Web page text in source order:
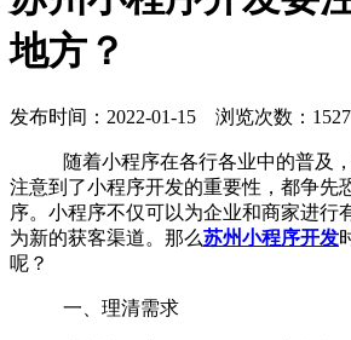
地方？
发布时间：2022-01-15 浏览次数：1527
随着小程序在各行各业中的普及，
注意到了小程序开发的重要性，都争先
序。小程序不仅可以为企业和商家进行
为新的获客渠道。那么苏州小程序开发
呢？
一、理清需求